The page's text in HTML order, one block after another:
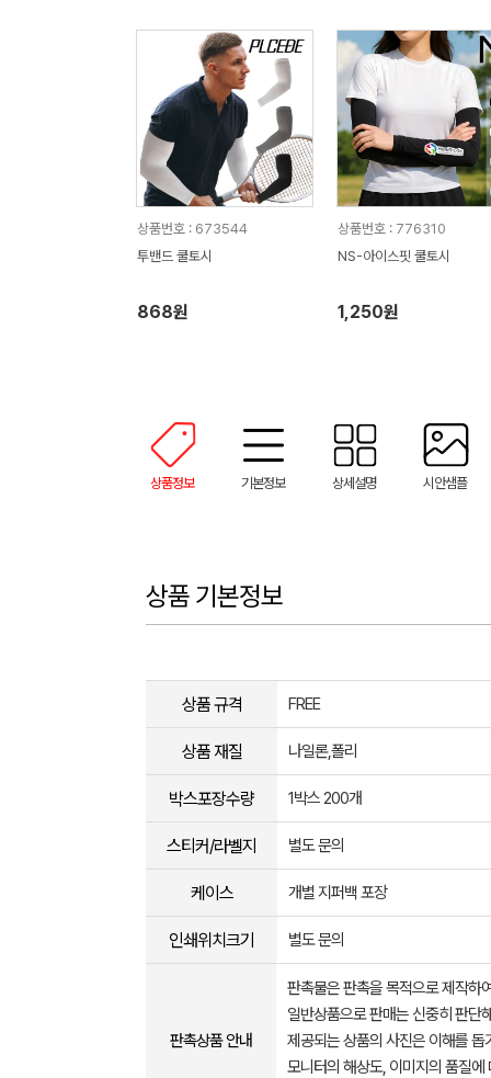
상품번호 : 673544
투밴드 쿨토시
868원
상품번호 : 776310
NS-아이스핏 쿨토시
1,250원
상품정보 기본정보 상세설명 시안샘플
상품 기본정보
상품 규격 FREE
상품 재질 나일론,폴리
박스포장수량 1박스 200개
스티커/라벨지 별도 문의
케이스 개별 지퍼백 포장
인쇄위치크기 별도 문의
판촉상품 안내
판촉물은 판촉을 목적으로 제작하
일반상품으로 판매는 신중히 판단
제공되는 상품의 사진은 이해를
모니터의 해상도, 이미지의 품질